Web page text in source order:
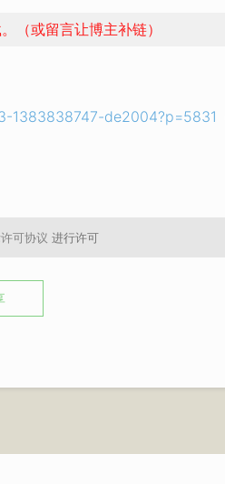
（或留言让博主补链）
de2004?p=5831
可协议 进行许可